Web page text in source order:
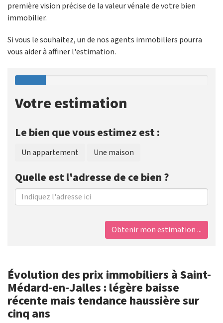
première vision précise de la valeur vénale de votre bien
immobilier.
Si vous le souhaitez, un de nos agents immobiliers pourra
vous aider à affiner l'estimation.
Votre estimation
Le bien que vous estimez est :
Un appartement Une maison
Quelle est l'adresse de ce bien ?
Obtenir mon estimation ...
Évolution des prix immobiliers à Saint-
Médard-en-Jalles : légère baisse
récente mais tendance haussière sur
cinq ans